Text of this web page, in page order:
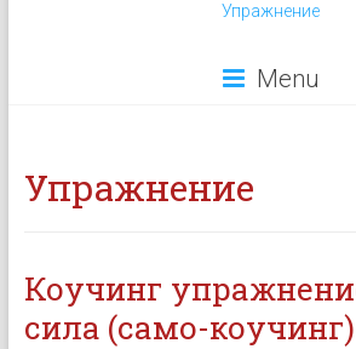
Упражнение
Menu
Упражнение
Коучинг
сила (само-коучинг)